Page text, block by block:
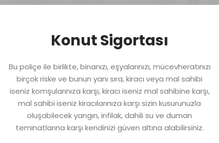
Konut Sigortası
Bu poliçe ile birlikte, binanızı, eşyalarınızı, mücevheratınızı
birçok riske ve bunun yanı sıra, kiracı veya mal sahibi
iseniz komşularınıza karşı, kiracı iseniz mal sahibine karşı,
mal sahibi iseniz kiracılarınıza karşı sizin kusurunuzla
oluşabilecek yangın, infilak, dahili su ve duman
teminatlarına karşı kendinizi güven altına alabilirsiniz.